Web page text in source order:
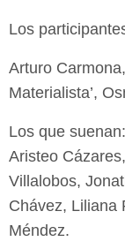
Los
Arturo
Materialista’,
Los que
Aristeo
Villalobos,
Chávez, Liliana
Méndez.